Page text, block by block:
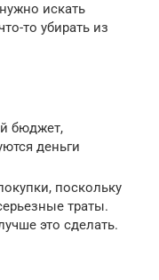
искать
то убирать из
бюджет,
деньги
поскольку
траты.
это сделать.